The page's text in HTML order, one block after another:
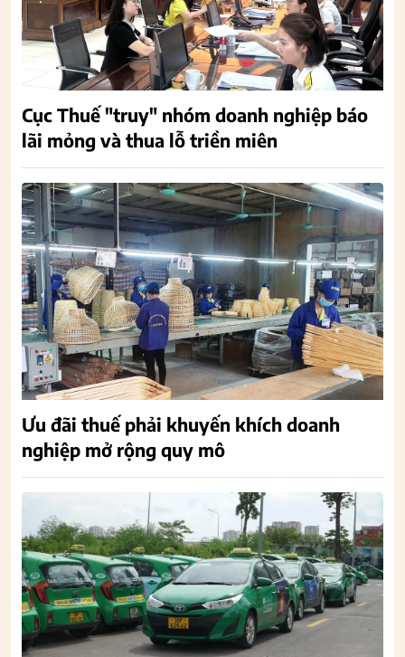
Cục Thuế "truy" nhóm doanh nghiệp báo
lãi mỏng và thua lỗ triền miên
Ưu đãi thuế phải khuyến khích doanh
nghiệp mở rộng quy mô